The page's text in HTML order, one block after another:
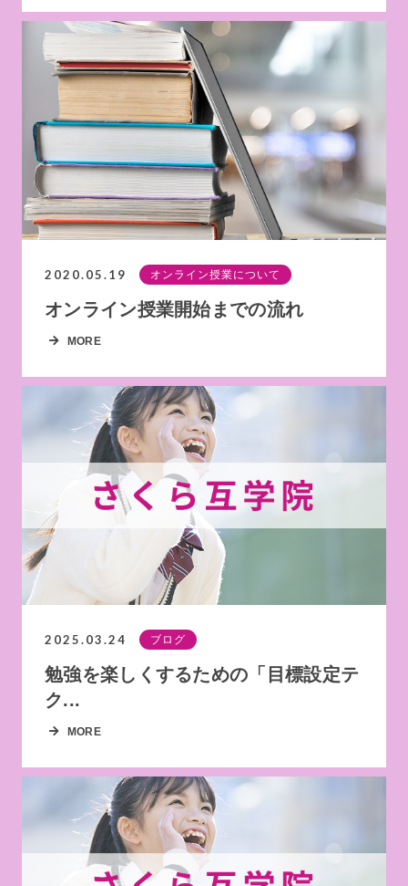
2020.05.19 オンライン授業について
オンライン授業開始までの流れ
MORE
2025.03.24 ブログ
勉強を楽しくするための「目標設定テ
ク...
MORE